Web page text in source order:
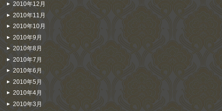
2010年12月
2010年11月
2010年10月
2010年9月
2010年8月
2010年7月
2010年6月
2010年5月
2010年4月
2010年3月